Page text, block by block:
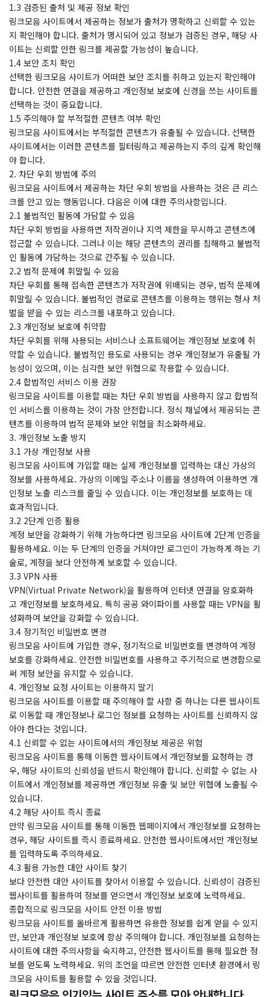
1.3 검증된 출처 및 제공 정보 확인
링크모음 사이트에서 제공하는 정보가 출처가 명확하고 신뢰할 수 있는
지 확인해야 합니다. 출처가 명시되어 있고 정보가 검증된 경우, 해당 사
이트는 신뢰할 만한 링크를 제공할 가능성이 높습니다.
1.4 보안 조치 확인
선택한 링크모음 사이트가 어떠한 보안 조치를 취하고 있는지 확인해야
합니다. 안전한 연결을 제공하고 개인정보 보호에 신경을 쓰는 사이트를
선택하는 것이 중요합니다.
1.5 주의해야 할 부적절한 콘텐츠 여부 확인
링크모음 사이트에서는 부적절한 콘텐츠가 유출될 수 있습니다. 선택한
사이트에서는 이러한 콘텐츠를 필터링하고 제공하는지 주의 깊게 확인해
야 합니다.
2. 차단 우회 방법에 주의
링크모음 사이트에서 제공하는 차단 우회 방법을 사용하는 것은 큰 리스
크를 안고 있는 행동입니다. 다음은 이에 대한 주의사항입니다.
2.1 불법적인 활동에 가담할 수 있음
차단 우회 방법을 사용하면 저작권이나 지역 제한을 무시하고 콘텐츠에
접근할 수 있습니다. 그러나 이는 해당 콘텐츠의 권리를 침해하고 불법적
인 활동에 가담하는 것으로 간주될 수 있습니다.
2.2 법적 문제에 휘말릴 수 있음
차단 우회를 통해 접속한 콘텐츠가 저작권에 위배되는 경우, 법적 문제에
휘말릴 수 있습니다. 불법적인 경로로 콘텐츠를 이용하는 행위는 형사 처
벌을 받을 수 있는 리스크를 내포하고 있습니다.
2.3 개인정보 보호에 취약함
차단 우회를 위해 사용되는 서비스나 소프트웨어는 개인정보 보호에 취
약할 수 있습니다. 불법적인 용도로 사용되는 경우 개인정보가 유출될 가
능성이 있으며, 이는 심각한 보안 위협으로 작용할 수 있습니다.
2.4 합법적인 서비스 이용 권장
링크모음 사이트를 이용할 때는 차단 우회 방법을 사용하지 않고 합법적
인 서비스를 이용하는 것이 가장 안전합니다. 정식 채널에서 제공되는 콘
텐츠를 이용하여 법적 문제와 보안 위협을 최소화하세요.
3. 개인정보 노출 방지
3.1 가상 개인정보 사용
링크모음 사이트에 가입할 때는 실제 개인정보를 입력하는 대신 가상의
정보를 사용하세요. 가상의 이메일 주소나 이름을 생성하여 이용하면 개
인정보 노출 리스크를 줄일 수 있습니다. 이는 개인정보를 보호하는 데
효과적입니다.
3.2 2단계 인증 활용
계정 보안을 강화하기 위해 가능하다면 링크모음 사이트에 2단계 인증을
활용하세요. 이는 두 단계의 인증을 거쳐야만 로그인이 가능하게 하는 기
술로, 계정을 보다 안전하게 보호할 수 있습니다.
3.3 VPN 사용
VPN(Virtual Private Network)을 활용하여 인터넷 연결을 암호화하
고 개인정보를 보호하세요. 특히 공공 와이파이를 사용할 때는 VPN을 활
성화하여 보안을 강화할 수 있습니다.
3.4 정기적인 비밀번호 변경
링크모음 사이트에 가입한 경우, 정기적으로 비밀번호를 변경하여 계정
보호를 강화하세요. 안전한 비밀번호를 사용하고 주기적으로 변경함으로
써 계정 보안을 유지할 수 있습니다.
4. 개인정보 요청 사이트는 이용하지 말기
링크모음 사이트를 이용할 때 주의해야 할 사항 중 하나는 다른 웹사이트
로 이동할 때 개인정보나 로그인 정보를 요청하는 사이트를 신뢰하지 않
아야 한다는 것입니다.
4.1 신뢰할 수 없는 사이트에서의 개인정보 제공은 위험
링크모음 사이트를 통해 이동한 웹사이트에서 개인정보를 요청하는 경
우, 해당 사이트의 신뢰성을 반드시 확인해야 합니다. 신뢰할 수 없는 사
이트에서 개인정보를 제공하면 개인정보 유출 및 보안 위협에 노출될 수
있습니다.
4.2 해당 사이트 즉시 종료
만약 링크모음 사이트를 통해 이동한 웹페이지에서 개인정보를 요청하는
경우, 해당 사이트를 즉시 종료하세요. 안전한 웹사이트에서만 개인정보
를 입력하도록 주의하세요.
4.3 활용 가능한 대안 사이트 찾기
보다 안전한 대안 사이트를 찾아서 이용할 수 있습니다. 신뢰성이 검증된
웹사이트를 활용하여 정보를 얻으면서 개인정보 보호에 노력하세요.
종합적으로 링크모음 사이트 안전 이용 방법
링크모음 사이트를 올바르게 활용하면 유용한 정보를 쉽게 얻을 수 있지
만, 보안과 개인정보 보호에 항상 주의해야 합니다. 개인정보를 요청하는
사이트에 대한 주의사항을 숙지하고, 안전한 웹사이트를 통해 필요한 정
보를 얻도록 노력하세요. 위의 조언을 따르면 안전한 인터넷 환경에서 링
크모음 사이트를 활용할 수 있을 것입니다.